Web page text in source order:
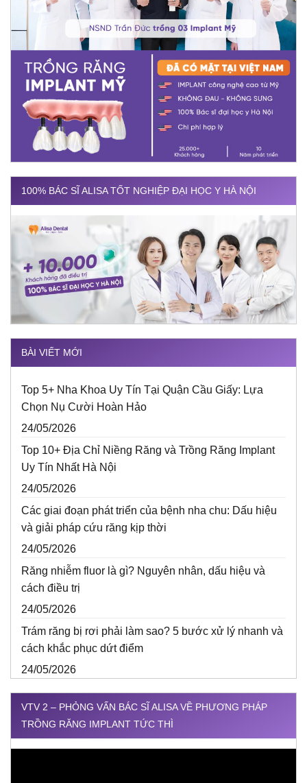
100% BÁC SĨ ALISA TỐT NGHIỆP ĐẠI HỌC Y HÀ NỘI
BÀI VIẾT MỚI
Top 5+ Nha Khoa Uy Tín Tại Quận Cầu Giấy: Lựa
Chọn Nụ Cười Hoàn Hảo
24/05/2026
Top 10+ Địa Chỉ Niềng Răng và Trồng Răng Implant
Uy Tín Nhất Hà Nội
24/05/2026
Các giai đoạn phát triển của bệnh nha chu: Dấu hiệu
và giải pháp cứu răng kịp thời
24/05/2026
Răng nhiễm fluor là gì? Nguyên nhân, dấu hiệu và
cách điều trị
24/05/2026
Trám răng bị rơi phải làm sao? 5 bước xử lý nhanh và
cách khắc phục dứt điểm
24/05/2026
VTV 2 – PHỎNG VẤN BÁC SĨ ALISA VỀ PHƯƠNG PHÁP
TRỒNG RĂNG IMPLANT TỨC THÌ